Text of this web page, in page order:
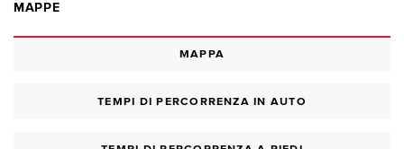
MAPPE
MAPPA
TEMPI DI PERCORRENZA IN AUTO